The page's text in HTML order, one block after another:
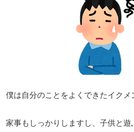
僕は自分のことをよくできたイクメ
家事もしっかりしますし、子供と